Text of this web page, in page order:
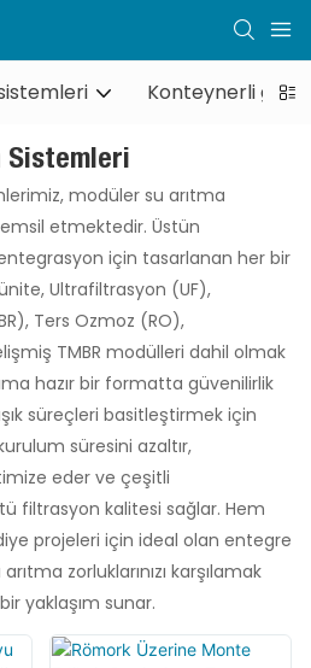
Konteynerli geri
Sistemleri
modüler su arıtma
etmektedir. Üstün
için tasarlanan her bir
Ultrafiltrasyon (UF),
Ters Ozmoz (RO),
TMBR modülleri dahil olmak
hazır bir formatta güvenilirlik
süreçleri basitleştirmek için
süresini azaltır,
eder ve çeşitli
filtrasyon kalitesi sağlar. Hem
projeleri için ideal olan entegre
zorluklarınızı karşılamak
yaklaşım sunar.